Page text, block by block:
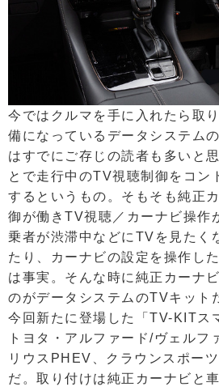
今ではクルマを手に入れたら取
備になっているデータシステム
はすでにご存じの読者も多いと
とで走行中のTV視聴制御をコン
するというもの。そもそも純正
御が働きTV視聴／カーナビ操作
乗者が渋滞中などにTVを見たく
たり、カーナビの設定を操作し
は事実。そんな時に純正カーナ
のがデータシステムのTVキット
今回新たに登場した「TV-KITス
トヨタ・アルファード/ヴェルフ
リウスPHEV、クラウンスポー
だ。取り付けは純正カーナビと